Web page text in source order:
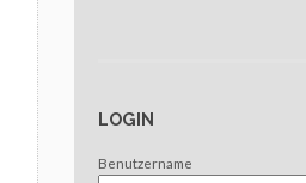
LOGIN
Benutzername